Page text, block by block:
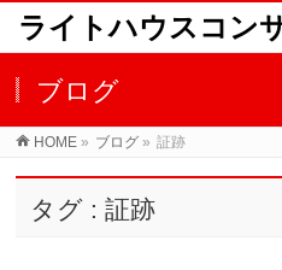
ライトハウスコン
ブログ
HOME » ブログ » 証跡
タグ : 証跡